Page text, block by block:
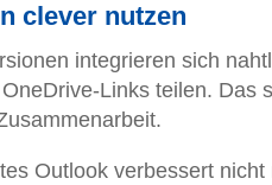
clever nutzen
integrieren sich
Links teilen. Das
Outlook verbessert